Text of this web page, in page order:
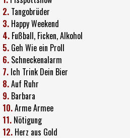
2. Tangobrüder
3. Happy Weekend
4. Fußball, Ficken, Alkohol
5. Geh Wie ein Proll
6. Schneckenalarm
7. Ich Trink Dein Bier
8.Auf Ruhr
9. Barbara
10.Arme Armee
11. Nötigung
12. Herz aus Gold